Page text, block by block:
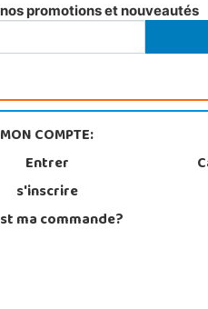
promotions et nouveautés
MON COMPTE:
Entrer
s'inscrire
ma commande?